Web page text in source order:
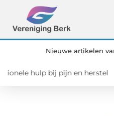
Nieuwe artikelen
pijn en herstel Van